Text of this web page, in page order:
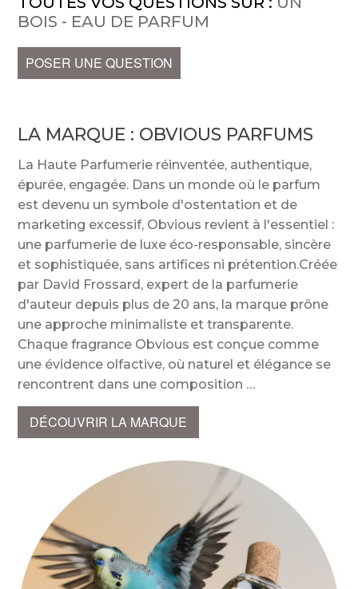
BOIS - EAU DE PARFUM
POSER UNE QUESTION
LA MARQUE : OBVIOUS PARFUMS
La Haute Parfumerie réinventée, authentique,
épurée, engagée. Dans un monde où le parfum
est devenu un symbole d'ostentation et de
marketing excessif, Obvious revient à l'essentiel :
une parfumerie de luxe éco-responsable, sincère
et sophistiquée, sans artifices ni prétention.Créée
par David Frossard, expert de la parfumerie
d'auteur depuis plus de 20 ans, la marque prône
une approche minimaliste et transparente.
Chaque fragrance Obvious est conçue comme
une évidence olfactive, où naturel et élégance se
rencontrent dans une composition
DÉCOUVRIR LA MARQUE